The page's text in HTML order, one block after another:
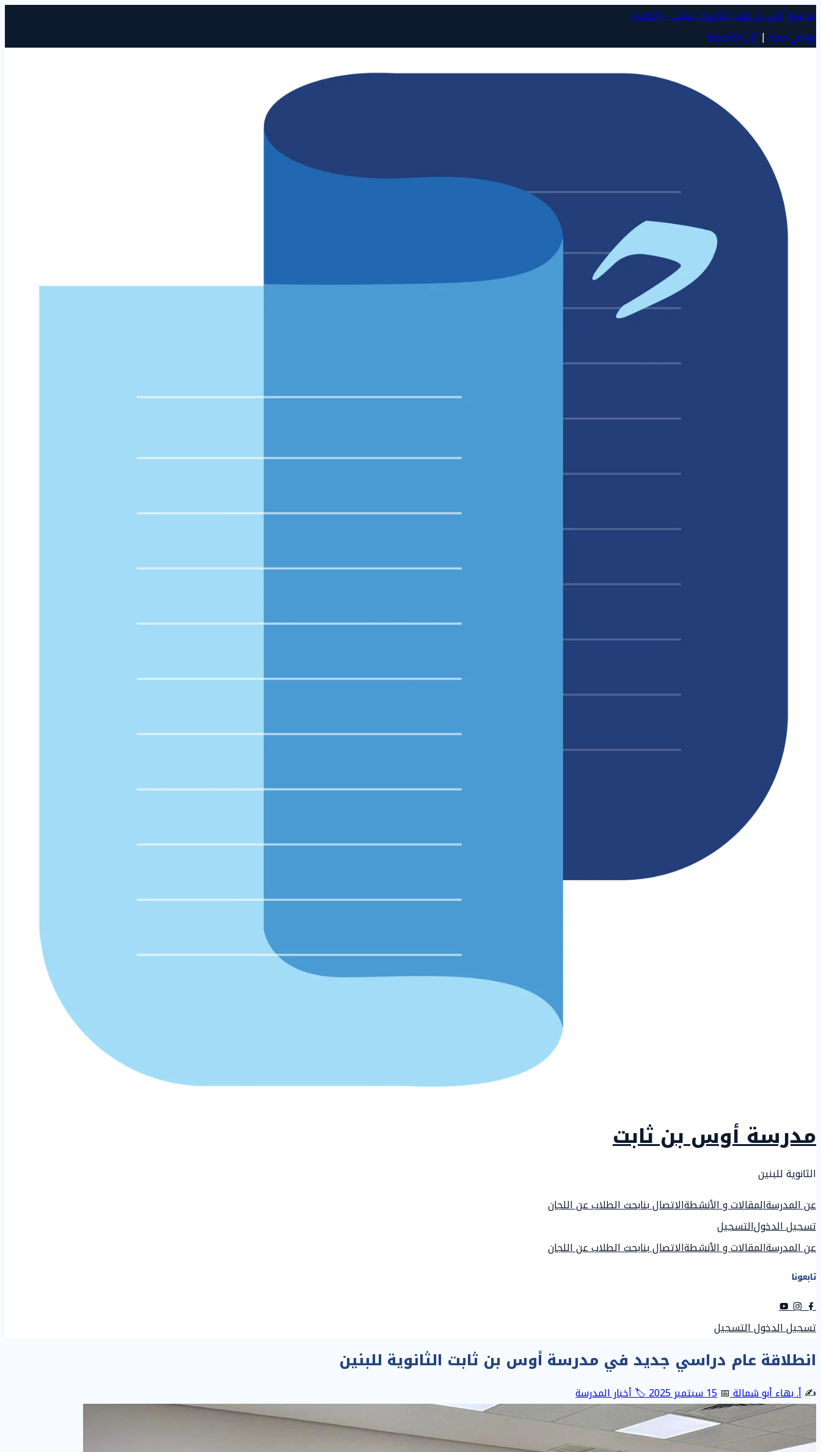
مدرسة أوس بن ثابت الثانوية للبنين – الكويت
تواصل معنا | آخر الأنشطة
مدرسة أوس بن ثابت
الثانوية للبنين
عن المدرسةالمقالات و الأنشطةالاتصال بنابحث الطلاب عن اللجان
تسجيل الدخولالتسجيل
عن المدرسةالمقالات و الأنشطةالاتصال بنابحث الطلاب عن اللجان
تابعونا
تسجيل الدخولالتسجيل
انطلاقة عام دراسي جديد في مدرسة أوس بن ثابت الثانوية للبنين
✍️أ. بهاء أبو شمالة📅 15 سبتمبر 2025 🏷️ أخبار المدرسة